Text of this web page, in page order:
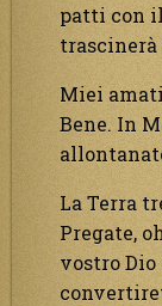
patti con
Miei
Bene. In
La Terra
Pregate,
vostro